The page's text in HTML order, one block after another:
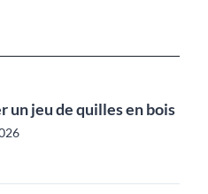
un jeu de quilles en bois